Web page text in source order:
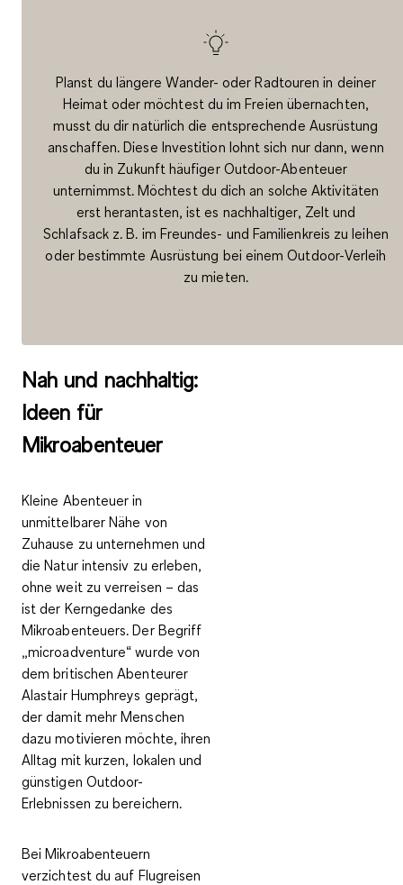
Planst du längere Wander- oder Radtouren in deiner
Heimat oder möchtest du im Freien übernachten,
musst du dir natürlich die entsprechende Ausrüstung
anschaffen. Diese Investition lohnt sich nur dann, wenn
du in Zukunft häufiger Outdoor-Abenteuer
unternimmst. Möchtest du dich an solche Aktivitäten
erst herantasten, ist es nachhaltiger, Zelt und
Schlafsack z. B. im Freundes- und Familienkreis zu leihen
oder bestimmte Ausrüstung bei einem Outdoor-Verleih
zu mieten.
Nah und nachhaltig:
Ideen für
Mikroabenteuer
Kleine Abenteuer in
unmittelbarer Nähe von
Zuhause zu unternehmen und
dieNatur intensiv zu erleben,
ohne weit zu verreisen – das
ist der Kerngedanke des
Mikroabenteuers. Der Begriff
„microadventure“ wurde von
dem britischen Abenteurer
Alastair Humphreys geprägt,
der damit mehr Menschen
dazu motivieren möchte, ihren
Alltag mit kurzen, lokalen und
günstigen Outdoor-
Erlebnissen zu bereichern.
Bei Mikroabenteuern
verzichtest du auf Flugreisen